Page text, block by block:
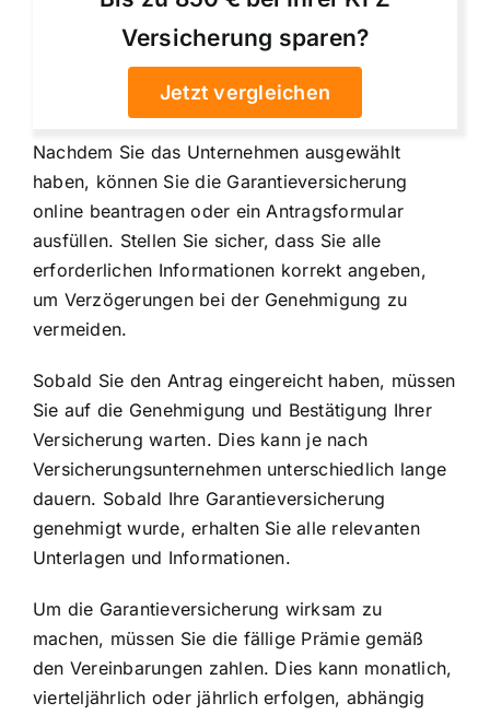
Versicherung sparen?
Jetzt vergleichen
Nachdem Sie das Unternehmen ausgewählt
haben, können Sie die Garantieversicherung
online beantragen oder ein Antragsformular
ausfüllen. Stellen Sie sicher, dass Sie alle
erforderlichen Informationen korrekt angeben,
um Verzögerungen bei der Genehmigung zu
vermeiden.
Sobald Sie den Antrag eingereicht haben, müssen
Sie auf die Genehmigung und Bestätigung Ihrer
Versicherung warten. Dies kann je nach
Versicherungsunternehmen unterschiedlich lange
dauern. Sobald Ihre Garantieversicherung
genehmigt wurde, erhalten Sie alle relevanten
Unterlagen und Informationen.
Um die Garantieversicherung wirksam zu
machen, müssen Sie die fällige Prämie gemäß
den Vereinbarungen zahlen. Dies kann monatlich,
vierteljährlich oder jährlich erfolgen, abhängig